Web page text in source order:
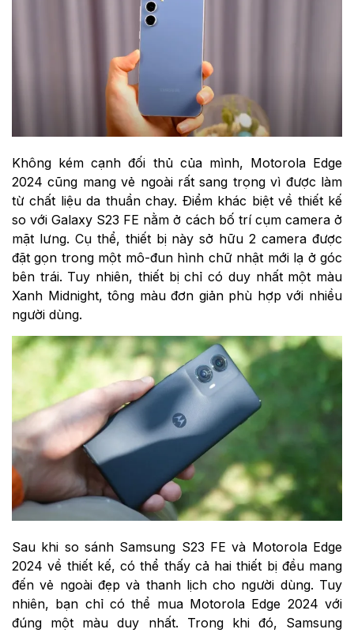
Không kém cạnh đối thủ của mình, Motorola Edge
2024 cũng mang vẻ ngoài rất sang trọng vì được làm
từ chất liệu da thuần chay. Điểm khác biệt về thiết kế
so với Galaxy S23 FE nằm ở cách bố trí cụm camera ở
mặt lưng. Cụ thể, thiết bị này sở hữu 2 camera được
đặt gọn trong một mô-đun hình chữ nhật mới lạ ở góc
bên trái. Tuy nhiên, thiết bị chỉ có duy nhất một màu
Xanh Midnight, tông màu đơn giản phù hợp với nhiều
người dùng.
Sau khi so sánh Samsung S23 FE và Motorola Edge
2024 về thiết kế, có thể thấy cả hai thiết bị đều mang
đến vẻ ngoài đẹp và thanh lịch cho người dùng. Tuy
nhiên, bạn chỉ có thể mua Motorola Edge 2024 với
đúng một màu duy nhất. Trong khi đó, Samsung